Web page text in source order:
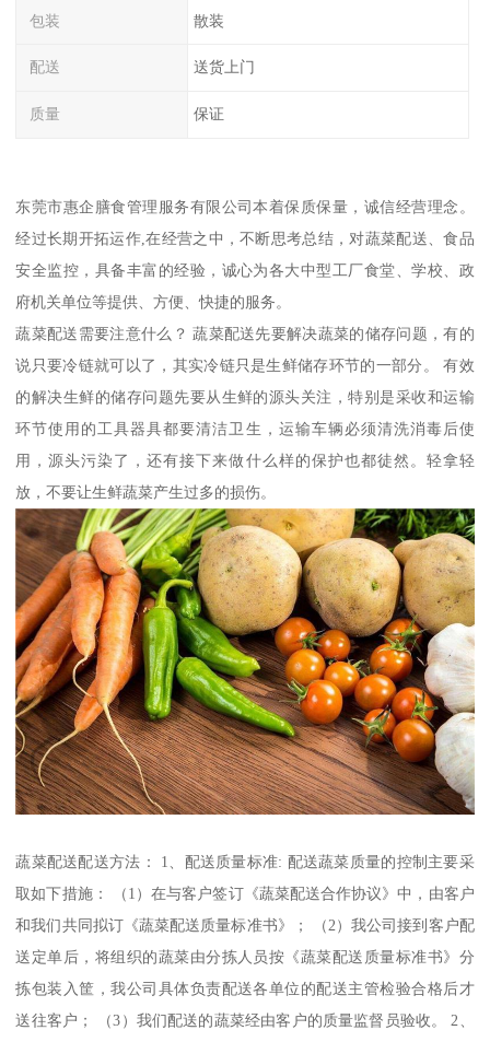
包装 散装
配送 送货上门
质量 保证
东莞市惠企膳食管理服务有限公司本着保质保量，诚信经营理念。
经过长期开拓运作,在经营之中，不断思考总结，对蔬菜配送、食品
安全监控，具备丰富的经验，诚心为各大中型工厂食堂、学校、政
府机关单位等提供、方便、快捷的服务。
蔬菜配送需要注意什么？ 蔬菜配送先要解决蔬菜的储存问题，有的
说只要冷链就可以了，其实冷链只是生鲜储存环节的一部分。 有效
的解决生鲜的储存问题先要从生鲜的源头关注，特别是采收和运输
环节使用的工具器具都要清洁卫生，运输车辆必须清洗消毒后使
用，源头污染了，还有接下来做什么样的保护也都徒然。轻拿轻
放，不要让生鲜蔬菜产生过多的损伤。
蔬菜配送配送方法： 1、配送质量标准: 配送蔬菜质量的控制主要采
取如下措施： （1）在与客户签订《蔬菜配送合作协议》中，由客户
和我们共同拟订《蔬菜配送质量标准书》； （2）我公司接到客户配
送定单后，将组织的蔬菜由分拣人员按《蔬菜配送质量标准书》分
拣包装入筐，我公司具体负责配送各单位的配送主管检验合格后才
送往客户； （3）我们配送的蔬菜经由客户的质量监督员验收。 2、